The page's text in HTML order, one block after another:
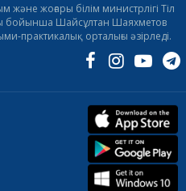
жоғары білім министрлігі Тіл
бойынша Шайсұлтан Шаяхметов
практикалық орталығы әзірледі.